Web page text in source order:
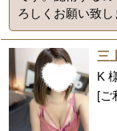
ろしくお願い致
三
K
[ご